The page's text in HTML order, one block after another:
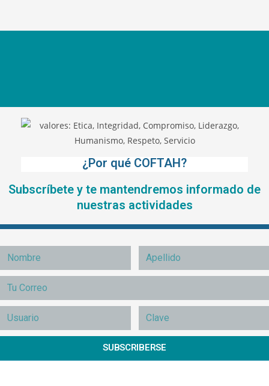
¿Por qué COFTAH?
Subscríbete y te mantendremos informado de
nuestras actividades
SUBSCRIBERSE